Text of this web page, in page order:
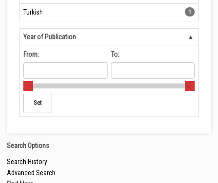
Turkish 1
Year of Publication
From: To:
Search Options
Search History
Advanced Search